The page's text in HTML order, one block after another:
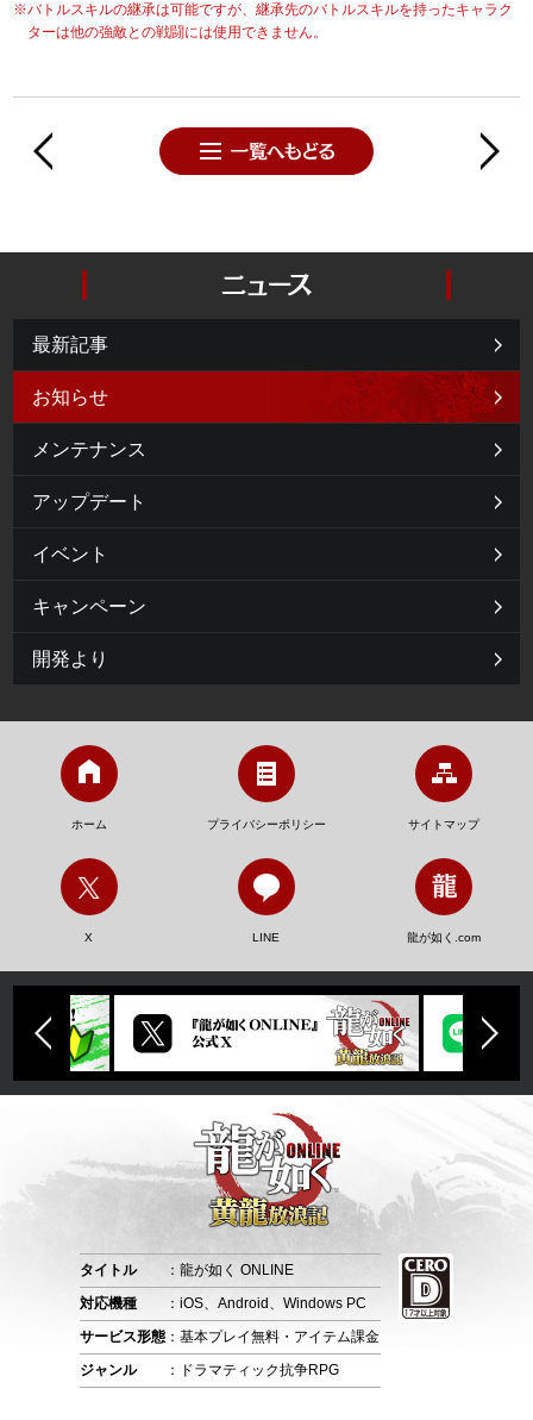
※バトルスキルの継承は可能ですが、継承先のバトルスキルを持ったキャラク
ターは他の強敵との戦闘には使用できません。
最新記事
お知らせ
メンテナンス
アップデート
イベント
キャンペーン
開発より
ホーム プライバシーポリシー サイトマップ
X LINE 龍が如く.com
タイトル
：龍が如く ONLINE
対応機種
：iOS、Android、Windows PC
サービス形態 ：基本プレイ無料・アイテム課金
ジャンル
：ドラマティック抗争RPG